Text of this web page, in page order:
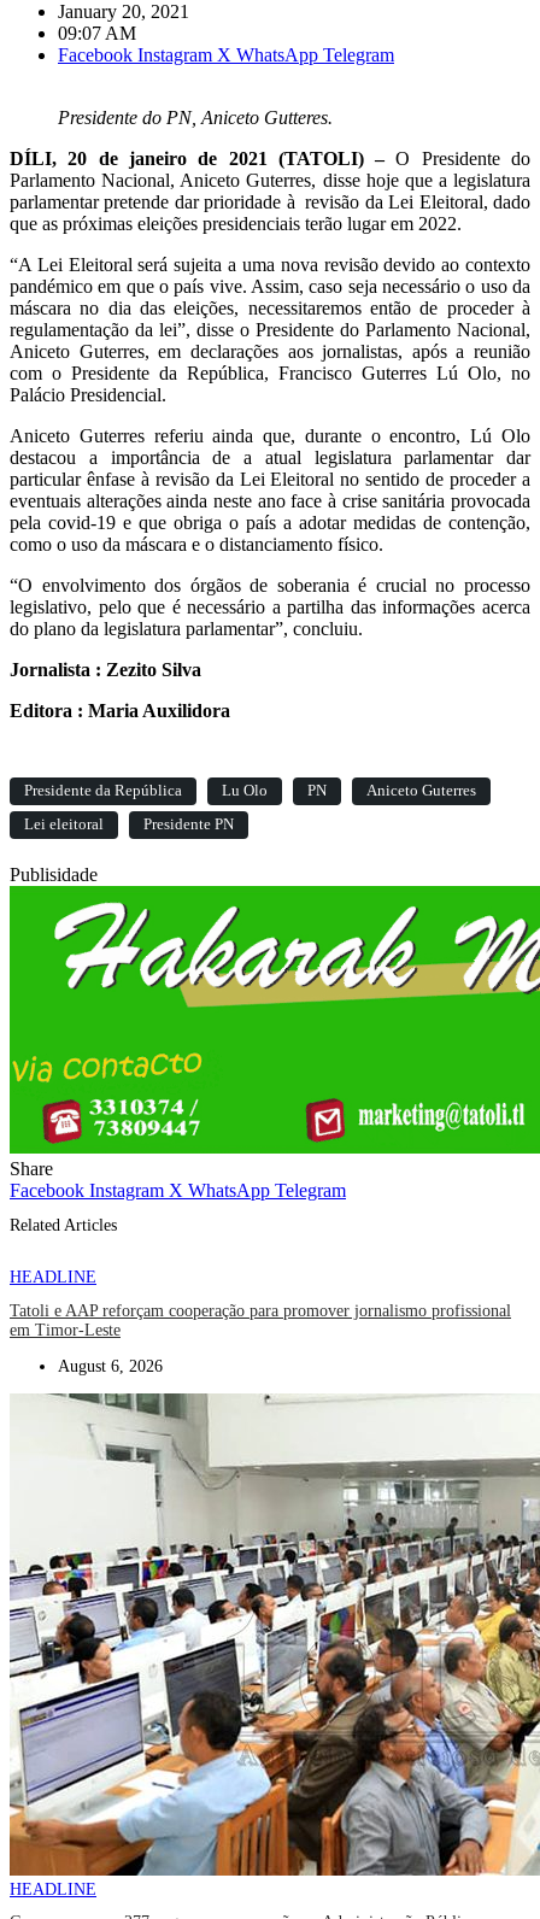
January 20, 2021
09:07 AM
Facebook Instagram X WhatsApp Telegram
Presidente do PN, Aniceto Gutteres.
DÍLI, 20 de janeiro de 2021 (TATOLI) –O Presidente do
Parlamento Nacional, Aniceto Guterres, disse hoje que a legislatura
parlamentar pretende dar prioridade à revisão da Lei Eleitoral, dado
que as próximas eleições presidenciais terão lugar em 2022.
“A Lei Eleitoral será sujeita a uma nova revisão devido ao contexto
pandémico em que o país vive. Assim, caso seja necessário o uso da
máscara no dia das eleições, necessitaremos então de proceder à
regulamentação da lei”, disse o Presidente do Parlamento Nacional,
Aniceto Guterres, em declarações aos jornalistas, após a reunião
com o Presidente da República, Francisco Guterres Lú Olo, no
Palácio Presidencial.
Aniceto Guterres referiu ainda que, durante o encontro, Lú Olo
destacou a importância de a atual legislatura parlamentar dar
particular ênfase à revisão da Lei Eleitoral no sentido de proceder a
eventuais alterações ainda neste ano face à crise sanitária provocada
pela covid-19 e que obriga o país a adotar medidas de contenção,
como o uso da máscara e o distanciamento físico.
“O envolvimento dos órgãos de soberania é crucial no processo
legislativo, pelo que é necessário a partilha das informações acerca
do plano da legislatura parlamentar”, concluiu.
Jornalista : Zezito Silva
Editora : Maria Auxilidora
Presidente da República Lu Olo PN
Aniceto Guterres
Lei eleitoral
Presidente PN
Publisidade
Share
Facebook Instagram X WhatsApp Telegram
Related Articles
HEADLINE
Tatoli e AAP reforçam cooperação para promover jornalismo profissional
em Timor-Leste
August 6, 2026
HEADLINE